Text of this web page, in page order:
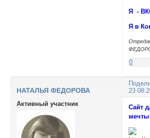
Я -
Я в
0
23
НАТАЛЬЯ ФЕДОРОВА
Активный участник
Сайт
мечты